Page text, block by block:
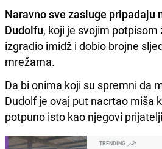
Naravno sve zasluge pripadaju
Dudolfu, koji je svojim
izgradio imidž i dobio brojne
mrežama.
Da bi onima koji su spremni da
Dudolf je ovaj put nacrtao miša
potpuno isto kao njegovi
TRENDING